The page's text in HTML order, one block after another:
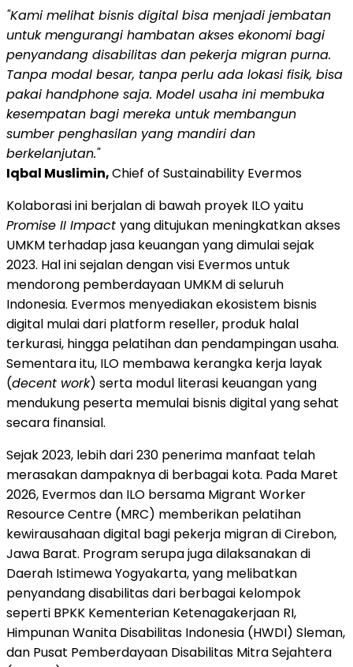
"Kami melihat bisnis digital bisa menjadi jembatan
untuk mengurangi hambatan akses ekonomi bagi
penyandang disabilitas dan pekerja migran purna.
Tanpa modal besar, tanpa perlu ada lokasi fisik, bisa
pakai handphone saja. Model usaha ini membuka
kesempatan bagi mereka untuk membangun
sumber penghasilan yang mandiri dan
berkelanjutan."
Iqbal Muslimin,Chief of Sustainability Evermos
Kolaborasi ini berjalan di bawah proyek ILO yaitu
Promise II Impact yang ditujukan meningkatkan akses
UMKM terhadap jasa keuangan yang dimulai sejak
2023. Hal ini sejalan dengan visi Evermos untuk
mendorong pemberdayaan UMKM di seluruh
Indonesia. Evermos menyediakan ekosistem bisnis
digital mulai dari platform reseller, produk halal
terkurasi, hingga pelatihan dan pendampingan usaha.
Sementara itu, ILO membawa kerangka kerja layak
(decent work) serta modul literasi keuangan yang
mendukung peserta memulai bisnis digital yang sehat
secara finansial.
Sejak 2023, lebih dari 230 penerima manfaat telah
merasakan dampaknya di berbagai kota. Pada Maret
2026, Evermos dan ILO bersama Migrant Worker
Resource Centre (MRC) memberikan pelatihan
kewirausahaan digital bagi pekerja migran di Cirebon,
Jawa Barat. Program serupa juga dilaksanakan di
Daerah Istimewa Yogyakarta, yang melibatkan
penyandang disabilitas dari berbagai kelompok
seperti BPKK Kementerian Ketenagakerjaan RI,
Himpunan Wanita Disabilitas Indonesia (HWDI) Sleman,
dan Pusat Pemberdayaan Disabilitas Mitra Sejahtera